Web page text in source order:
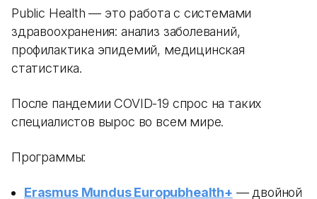
Public Health — это работа с системами
здравоохранения: анализ заболеваний,
профилактика эпидемий, медицинская
статистика.
После пандемии COVID-19 спрос на таких
специалистов вырос во всем мире.
Программы:
Erasmus Mundus Europubhealth+ — двойной